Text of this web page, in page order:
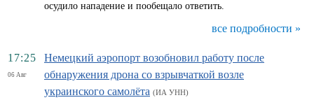
осудило нападение и пообещало ответить.
все подробности »
17:25
06 Авг
Немецкий аэропорт возобновил работу после
обнаружения дрона со взрывчаткой возле
украинского самолёта (ИА УНН)